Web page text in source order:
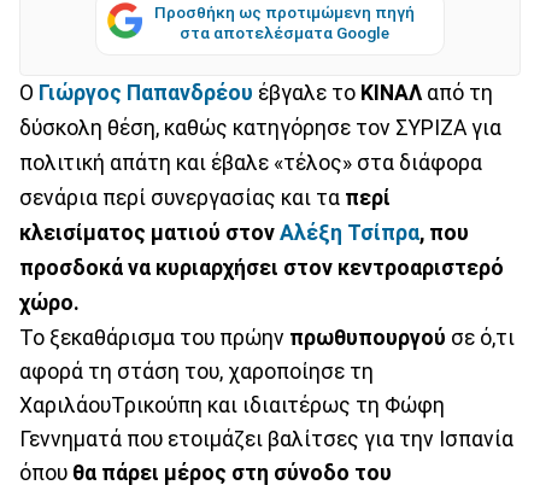
Προσθήκη ως προτιμώμενη πηγή
στα αποτελέσματα Google
Ο Γιώργος Παπανδρέου έβγαλε το ΚΙΝΑΛ από τη
δύσκολη θέση, καθώς κατηγόρησε τον ΣΥΡΙΖΑ για
πολιτική απάτη και έβαλε «τέλος» στα διάφορα
σενάρια περί συνεργασίας και τα περί
κλεισίματος ματιού στον Αλέξη Τσίπρα, που
προσδοκά να κυριαρχήσει στον κεντροαριστερό
χώρο.
Το ξεκαθάρισμα του πρώην πρωθυπουργού σε ό,τι
αφορά τη στάση του, χαροποίησε τη
ΧαριλάουΤρικούπη και ιδιαιτέρως τη Φώφη
Γεννηματά που ετοιμάζει βαλίτσες για την Ισπανία
όπου θα πάρει μέρος στη σύνοδο του